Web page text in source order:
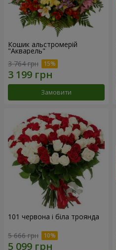
Кошик альстромерій
"Акварель"
3 764 грн
Замовити
101 червона і біла троянда
5 666 грн